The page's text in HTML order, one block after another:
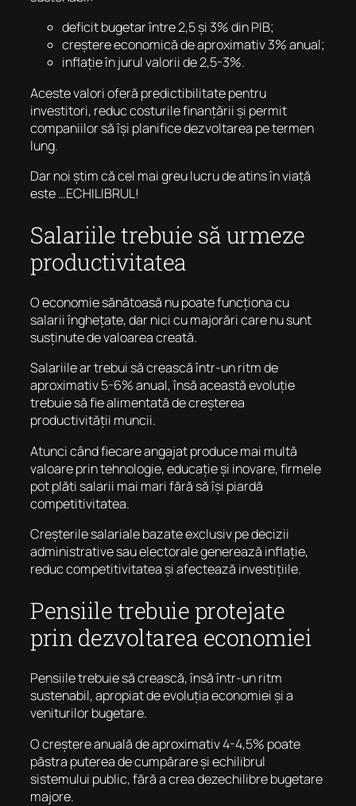
deficit bugetar între 2,5 și 3% din PIB;
creștere economică de aproximativ 3% anual;
inflație în jurul valorii de 2,5-3%.
Aceste valori oferă predictibilitate pentru
investitori, reduc costurile finanțării și permit
companiilor să își planifice dezvoltarea pe termen
lung.
Dar noi știm că cel mai greu lucru de atins în viață
este …ECHILIBRUL!
Salariile trebuie să urmeze
productivitatea
O economie sănătoasă nu poate funcționa cu
salarii înghețate, dar nici cu majorări care nu sunt
susținute de valoarea creată.
Salariile ar trebui să crească într-un ritm de
aproximativ 5-6% anual, însă această evoluție
trebuie să fie alimentată de creșterea
productivității muncii.
Atunci când fiecare angajat produce mai multă
valoare prin tehnologie, educație și inovare, firmele
pot plăti salarii mai mari fără să își piardă
competitivitatea.
Creșterile salariale bazate exclusiv pe decizii
administrative sau electorale generează inflație,
reduc competitivitatea și afectează investițiile.
Pensiile trebuie protejate
prin dezvoltarea economiei
Pensiile trebuie să crească, însă într-un ritm
sustenabil, apropiat de evoluția economiei și a
veniturilor bugetare.
O creștere anuală de aproximativ 4-4,5% poate
păstra puterea de cumpărare și echilibrul
sistemului public, fără a crea dezechilibre bugetare
majore.